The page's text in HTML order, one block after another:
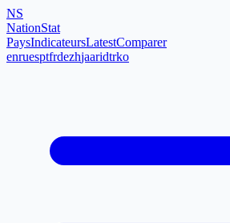
NS
NationStat
PaysIndicateursLatestComparer
enruesptfrdezhjaaridtrko